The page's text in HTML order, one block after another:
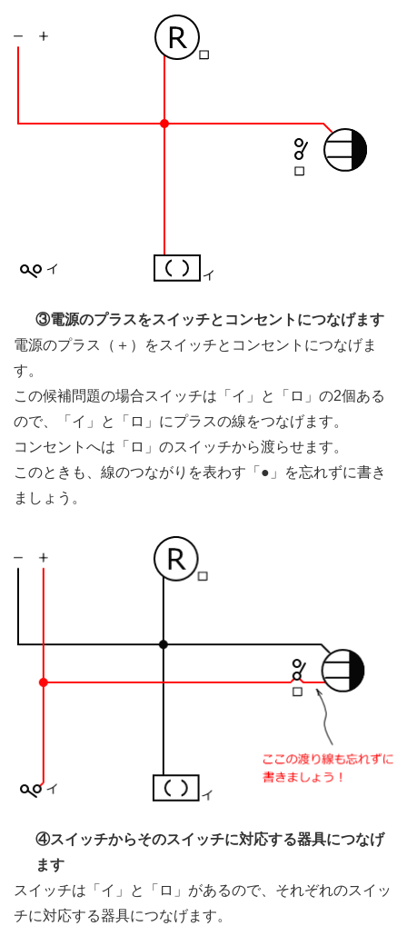
③電源のプラスをスイッチとコンセントにつなげます
電源のプラス（＋）をスイッチとコンセントにつなげま
す。
この候補問題の場合スイッチは「イ」と「ロ」の2個ある
ので、「イ」と「ロ」にプラスの線をつなげます。
コンセントへは「ロ」のスイッチから渡らせます。
このときも、線のつながりを表わす「●」を忘れずに書き
ましょう。
④スイッチからそのスイッチに対応する器具につなげ
ます
スイッチは「イ」と「ロ」があるので、それぞれのスイッ
チに対応する器具につなげます。